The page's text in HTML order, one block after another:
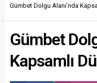
Gümbet Dolgu Alanı’nda
Gümbet
Kapsamlı